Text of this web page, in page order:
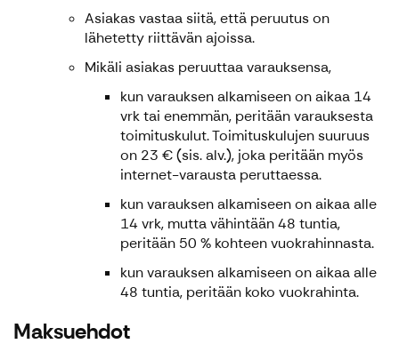
Asiakas vastaa siitä, että peruutus on
lähetetty riittävän ajoissa.
Mikäli asiakas peruuttaa varauksensa,
kun varauksen alkamiseen on aikaa 14
vrk tai enemmän, peritään varauksesta
toimituskulut. Toimituskulujen suuruus
on 23 € (sis. alv.), joka peritään myös
internet-varausta peruttaessa.
kun varauksen alkamiseen on aikaa alle
14 vrk, mutta vähintään 48 tuntia,
peritään 50 % kohteen vuokrahinnasta.
kun varauksen alkamiseen on aikaa alle
48 tuntia, peritään koko vuokrahinta.
Maksuehdot